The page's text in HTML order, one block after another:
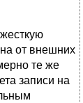
от внешних
те же
записи на